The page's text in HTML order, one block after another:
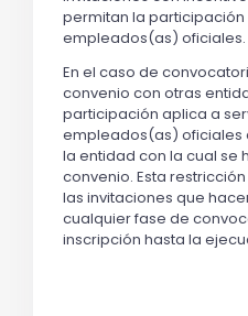
permitan la
empleados(as) oficiales.
En el caso de
convenio con otras
participación aplica a
empleados(as) oficiales
la entidad con la cual se
convenio. Esta
las invitaciones que
cualquier fase de
inscripción hasta la